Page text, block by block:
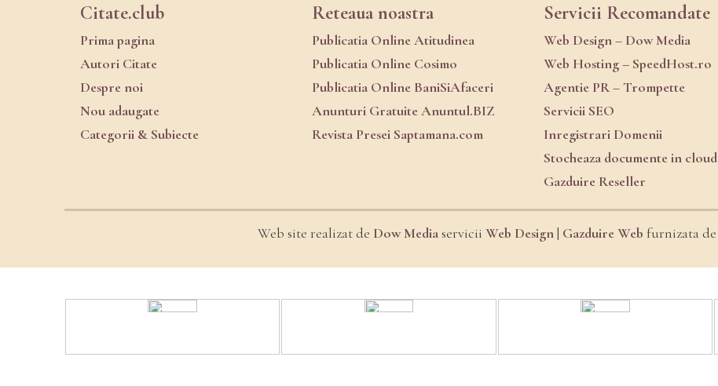
Citate.club
Prima pagina
Autori Citate
Despre noi
Nou adaugate
Categorii & Subiecte
Reteaua noastra
Publicatia Online Atitudinea
Publicatia Online Cosimo
Publicatia Online BaniSiAfaceri
Anunturi Gratuite Anuntul.BIZ
Revista Presei Saptamana.com
Servicii Recomandate
Web Design – Dow Media
Web Hosting – SpeedHost.ro
Agentie PR – Trompette
Servicii SEO
Inregistrari Domenii
Stocheaza documente in cloud
Gazduire Reseller
Web site realizat de Dow Mediaservicii Web Design| Gazduire Web furnizata de